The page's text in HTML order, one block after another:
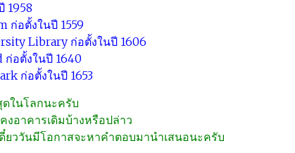
1958
ก่อตั้งในปี 1559
Library ก่อตั้งในปี 1606
อตั้งในปี 1640
ก่อตั้งในปี 1653
ในโลกนะครับ
งอาคารเดิมบ้างหรือปล่าว
ยววันมีโอกาสจะหาคำตอบมานำเสนอนะครับ